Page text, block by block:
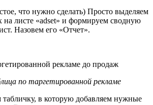
что нужно сделать) Просто выделяем
листе «adset» и формируем сводную
Назовем его «Отчет».
по таргетированной рекламе
в которую добавляем нужные